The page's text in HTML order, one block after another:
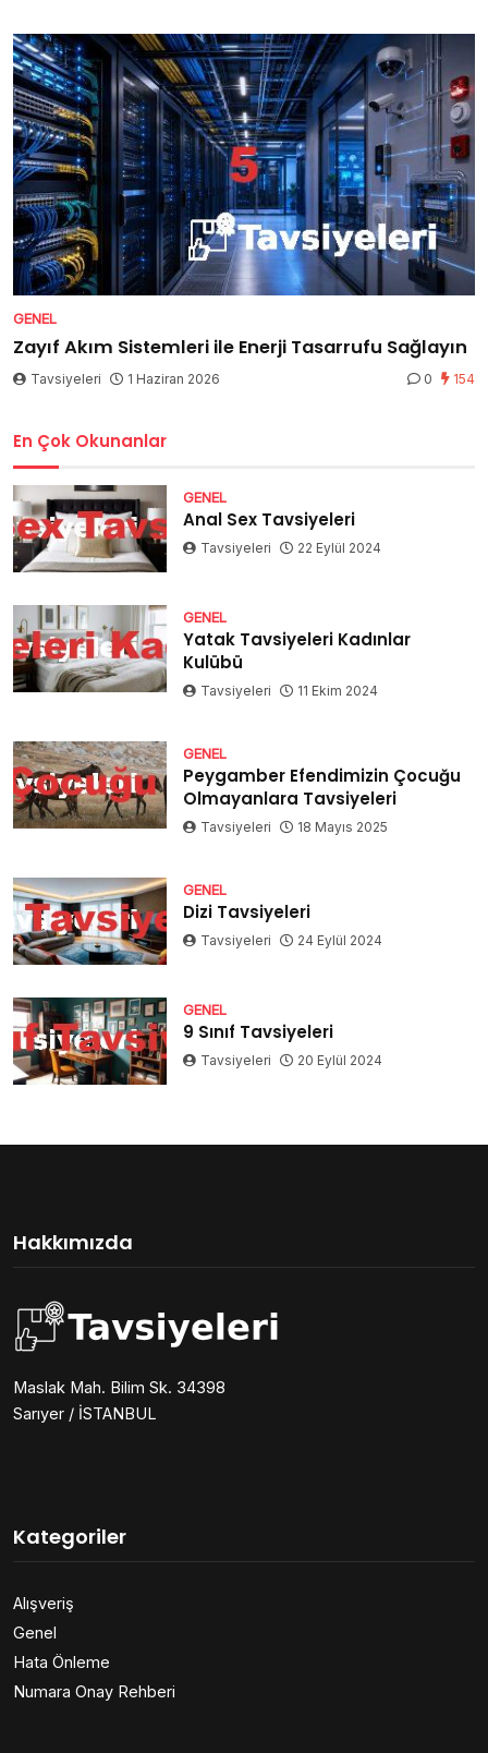
GENEL
Zayıf Akım Sistemleri ile Enerji Tasarrufu Sağlayın
Tavsiyeleri 1 Haziran 2026 0 154
En Çok Okunanlar
GENEL
Anal Sex Tavsiyeleri
Tavsiyeleri 22 Eylül 2024
GENEL
Yatak Tavsiyeleri Kadınlar
Kulübü
Tavsiyeleri 11 Ekim 2024
GENEL
Peygamber Efendimizin Çocuğu
Olmayanlara Tavsiyeleri
Tavsiyeleri 18 Mayıs 2025
GENEL
Dizi Tavsiyeleri
Tavsiyeleri 24 Eylül 2024
GENEL
9 Sınıf Tavsiyeleri
Tavsiyeleri 20 Eylül 2024
Hakkımızda
Maslak Mah. Bilim Sk. 34398
Sarıyer / İSTANBUL
Kategoriler
Alışveriş
Genel
Hata Önleme
Numara Onay Rehberi